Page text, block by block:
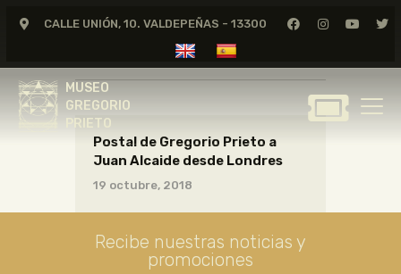
CALLE UNIÓN, 10. VALDEPEÑAS - 13300
MUSEO
GREGORIO
PRIETO
MUSEO
GREGORIO
GREGORIO PRIETO
CERTAMEN DE DIBUJO
FUNDACIÓN
Postal de Gregorio Prieto a
Juan Alcaide desde Londres
19 octubre, 2018
Recibe nuestras noticias y
promociones